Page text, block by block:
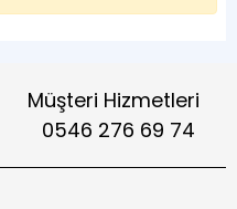
Müşteri Hizmetleri
0546 276 69 74